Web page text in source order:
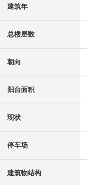
建筑年
总楼层数
朝向
阳台面积
现状
停车场
建筑物结构